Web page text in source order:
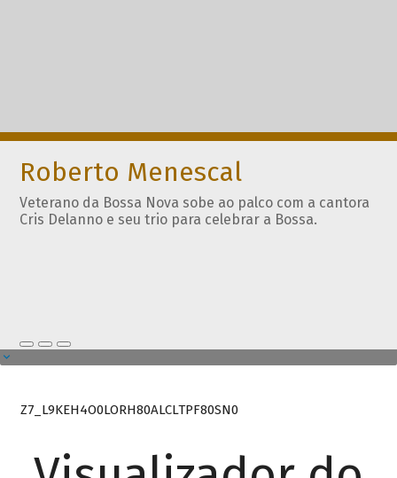
Roberto Menescal
Veterano da Bossa Nova sobe ao palco com a cantora
Cris Delanno e seu trio para celebrar a Bossa.
Z7_L9KEH4O0LORH80ALCLTPF80SN0